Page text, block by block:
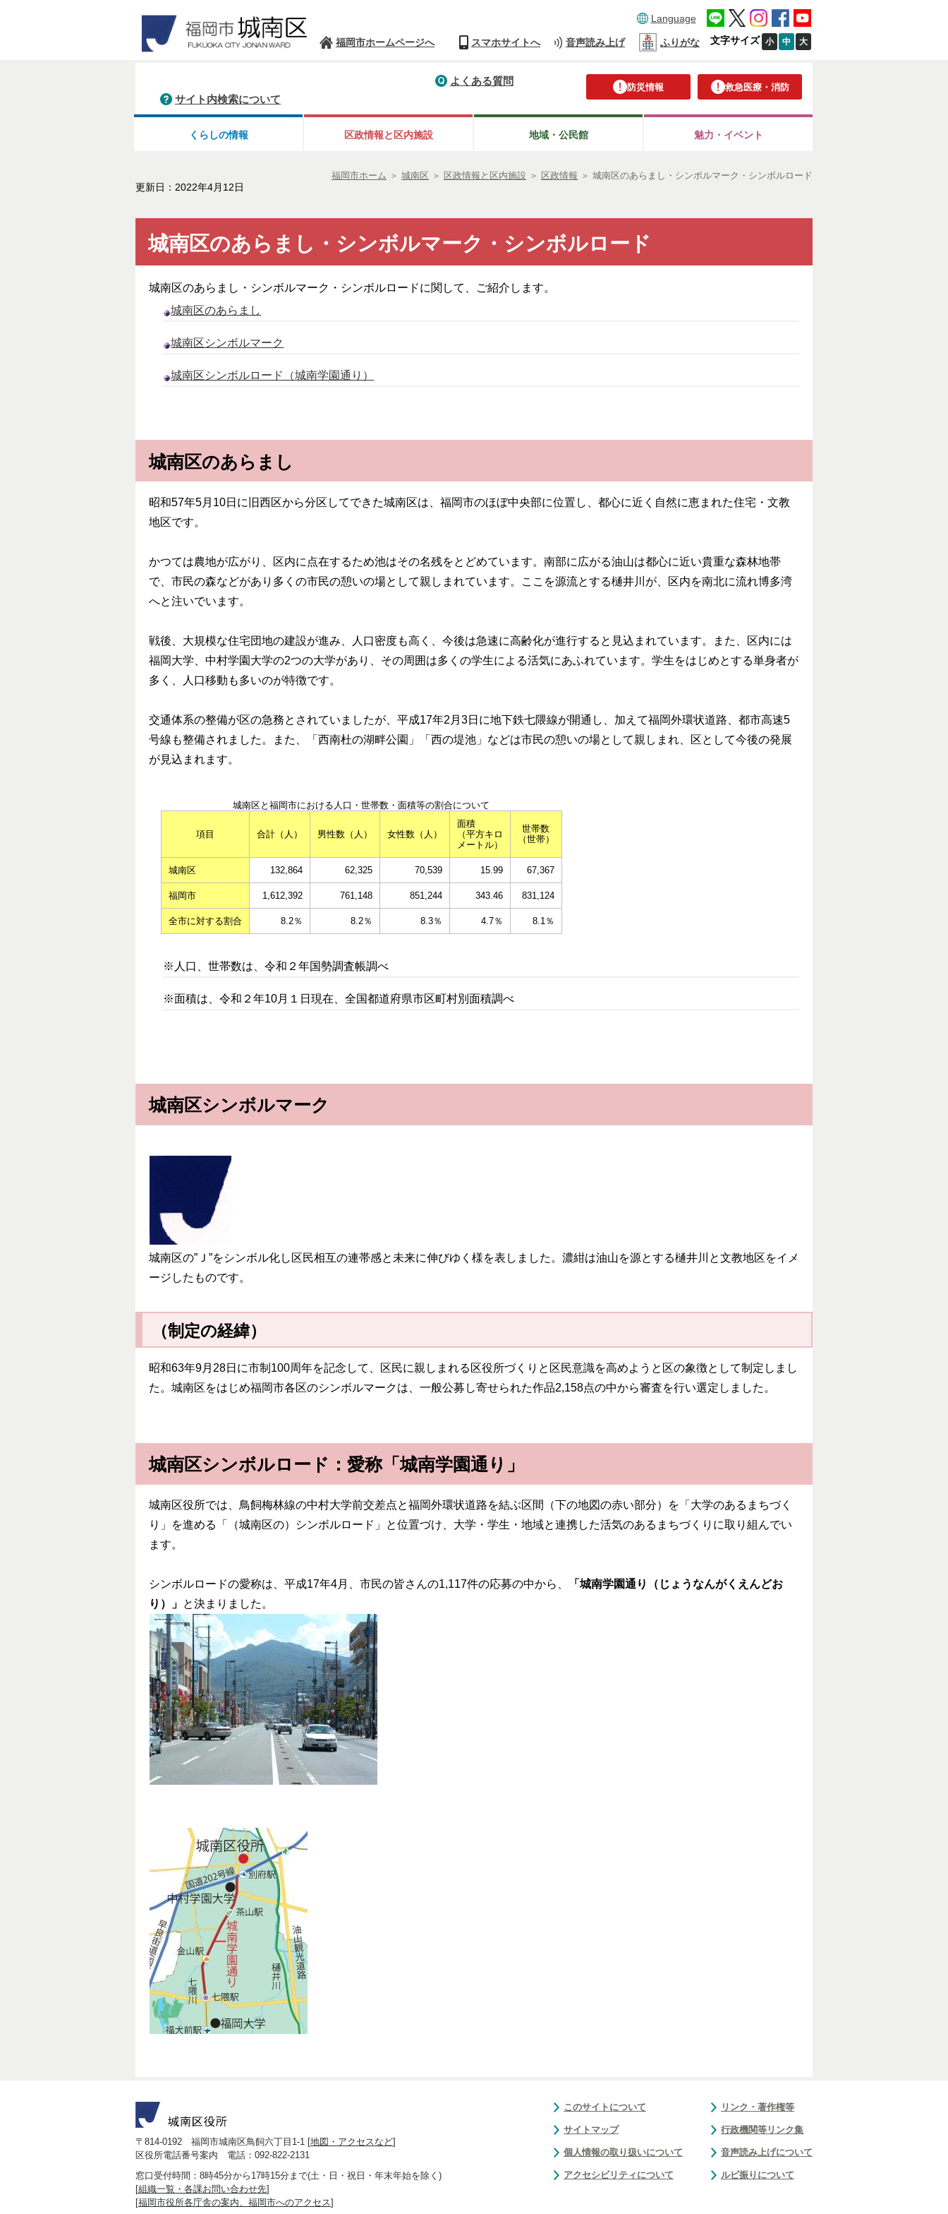
Language
福岡市ホームページへ スマホサイトへ 音声読み上げ ふりがな 文字サイズ 小 中 大
防災情報 救急医療・消防
よくある質問
サイト内検索について
くらしの情報 区政情報と区内施設 地域・公民館 魅力・イベント
福岡市ホーム ＞ 城南区 ＞ 区政情報と区内施設 ＞ 区政情報 ＞ 城南区のあらまし・シンボルマーク・シンボルロード
更新日：2022年4月12日
城南区のあらまし・シンボルマーク・シンボルロード
城南区のあらまし・シンボルマーク・シンボルロードに関して、ご紹介します。
城南区のあらまし
城南区シンボルマーク
城南区シンボルロード（城南学園通り）
城南区のあらまし
昭和57年5月10日に旧西区から分区してできた城南区は、福岡市のほぼ中央部に位置し、都心に近く自然に恵まれた住宅・文教
地区です。
かつては農地が広がり、区内に点在するため池はその名残をとどめています。南部に広がる油山は都心に近い貴重な森林地帯
で、市民の森などがあり多くの市民の憩いの場として親しまれています。ここを源流とする樋井川が、区内を南北に流れ博多湾
へと注いでいます。
戦後、大規模な住宅団地の建設が進み、人口密度も高く、今後は急速に高齢化が進行すると見込まれています。また、区内には
福岡大学、中村学園大学の2つの大学があり、その周囲は多くの学生による活気にあふれています。学生をはじめとする単身者が
多く、人口移動も多いのが特徴です。
交通体系の整備が区の急務とされていましたが、平成17年2月3日に地下鉄七隈線が開通し、加えて福岡外環状道路、都市高速5
号線も整備されました。また、「西南杜の湖畔公園」「西の堤池」などは市民の憩いの場として親しまれ、区として今後の発展
が見込まれます。
城南区と福岡市における人口・世帯数・面積等の割合について
項目 合計（人） 男性数（人） 女性数（人）
面積
（平方キロ
メートル）
世帯数
（世帯）
城南区 132,864 62,325 70,539 15.99 67,367
福岡市 1,612,392 761,148 851,244 343.46 831,124
全市に対する割合 8.2％ 8.2％ 8.3％ 4.7％ 8.1％
※人口、世帯数は、令和２年国勢調査帳調べ
※面積は、令和２年10月１日現在、全国都道府県市区町村別面積調べ
城南区シンボルマーク
城南区の”Ｊ”をシンボル化し区民相互の連帯感と未来に伸びゆく様を表しました。濃紺は油山を源とする樋井川と文教地区をイメ
ージしたものです。
（制定の経緯）
昭和63年9月28日に市制100周年を記念して、区民に親しまれる区役所づくりと区民意識を高めようと区の象徴として制定しまし
た。城南区をはじめ福岡市各区のシンボルマークは、一般公募し寄せられた作品2,158点の中から審査を行い選定しました。
城南区シンボルロード：愛称「城南学園通り」
城南区役所では、鳥飼梅林線の中村大学前交差点と福岡外環状道路を結ぶ区間（下の地図の赤い部分）を「大学のあるまちづく
り」を進める「（城南区の）シンボルロード」と位置づけ、大学・学生・地域と連携した活気のあるまちづくりに取り組んでい
ます。
シンボルロードの愛称は、平成17年4月、市民の皆さんの1,117件の応募の中から、
「城南学園通り（じょうなんがくえんどお
り）」
と決まりました。
〒814-0192 福岡市城南区鳥飼六丁目1-1 [地図・アクセスなど]
区役所電話番号案内 電話：092-822-2131
窓口受付時間：8時45分から17時15分まで(土・日・祝日・年末年始を除く)
[組織一覧・各課お問い合わせ先]
[福岡市役所各庁舎の案内、福岡市へのアクセス]
このサイトについて
サイトマップ
個人情報の取り扱いについて
アクセシビリティについて
リンク・著作権等
行政機関等リンク集
音声読み上げについて
ルビ振りについて